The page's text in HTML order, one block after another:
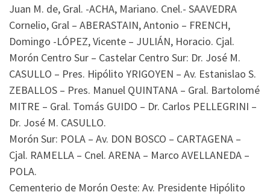
Juan M. de, Gral. -ACHA, Mariano. Cnel.- SAAVEDRA
Cornelio, Gral – ABERASTAIN, Antonio – FRENCH,
Domingo -LÓPEZ, Vicente – JULIÁN, Horacio. Cjal.
Morón Centro Sur – Castelar Centro Sur: Dr. José M.
CASULLO – Pres. Hipólito YRIGOYEN – Av. Estanislao S.
ZEBALLOS – Pres. Manuel QUINTANA – Gral. Bartolomé
MITRE – Gral. Tomás GUIDO – Dr. Carlos PELLEGRINI –
Dr. José M. CASULLO.
Morón Sur: POLA – Av. DON BOSCO – CARTAGENA –
Cjal. RAMELLA – Cnel. ARENA – Marco AVELLANEDA –
POLA.
Cementerio de Morón Oeste: Av. Presidente Hipólito